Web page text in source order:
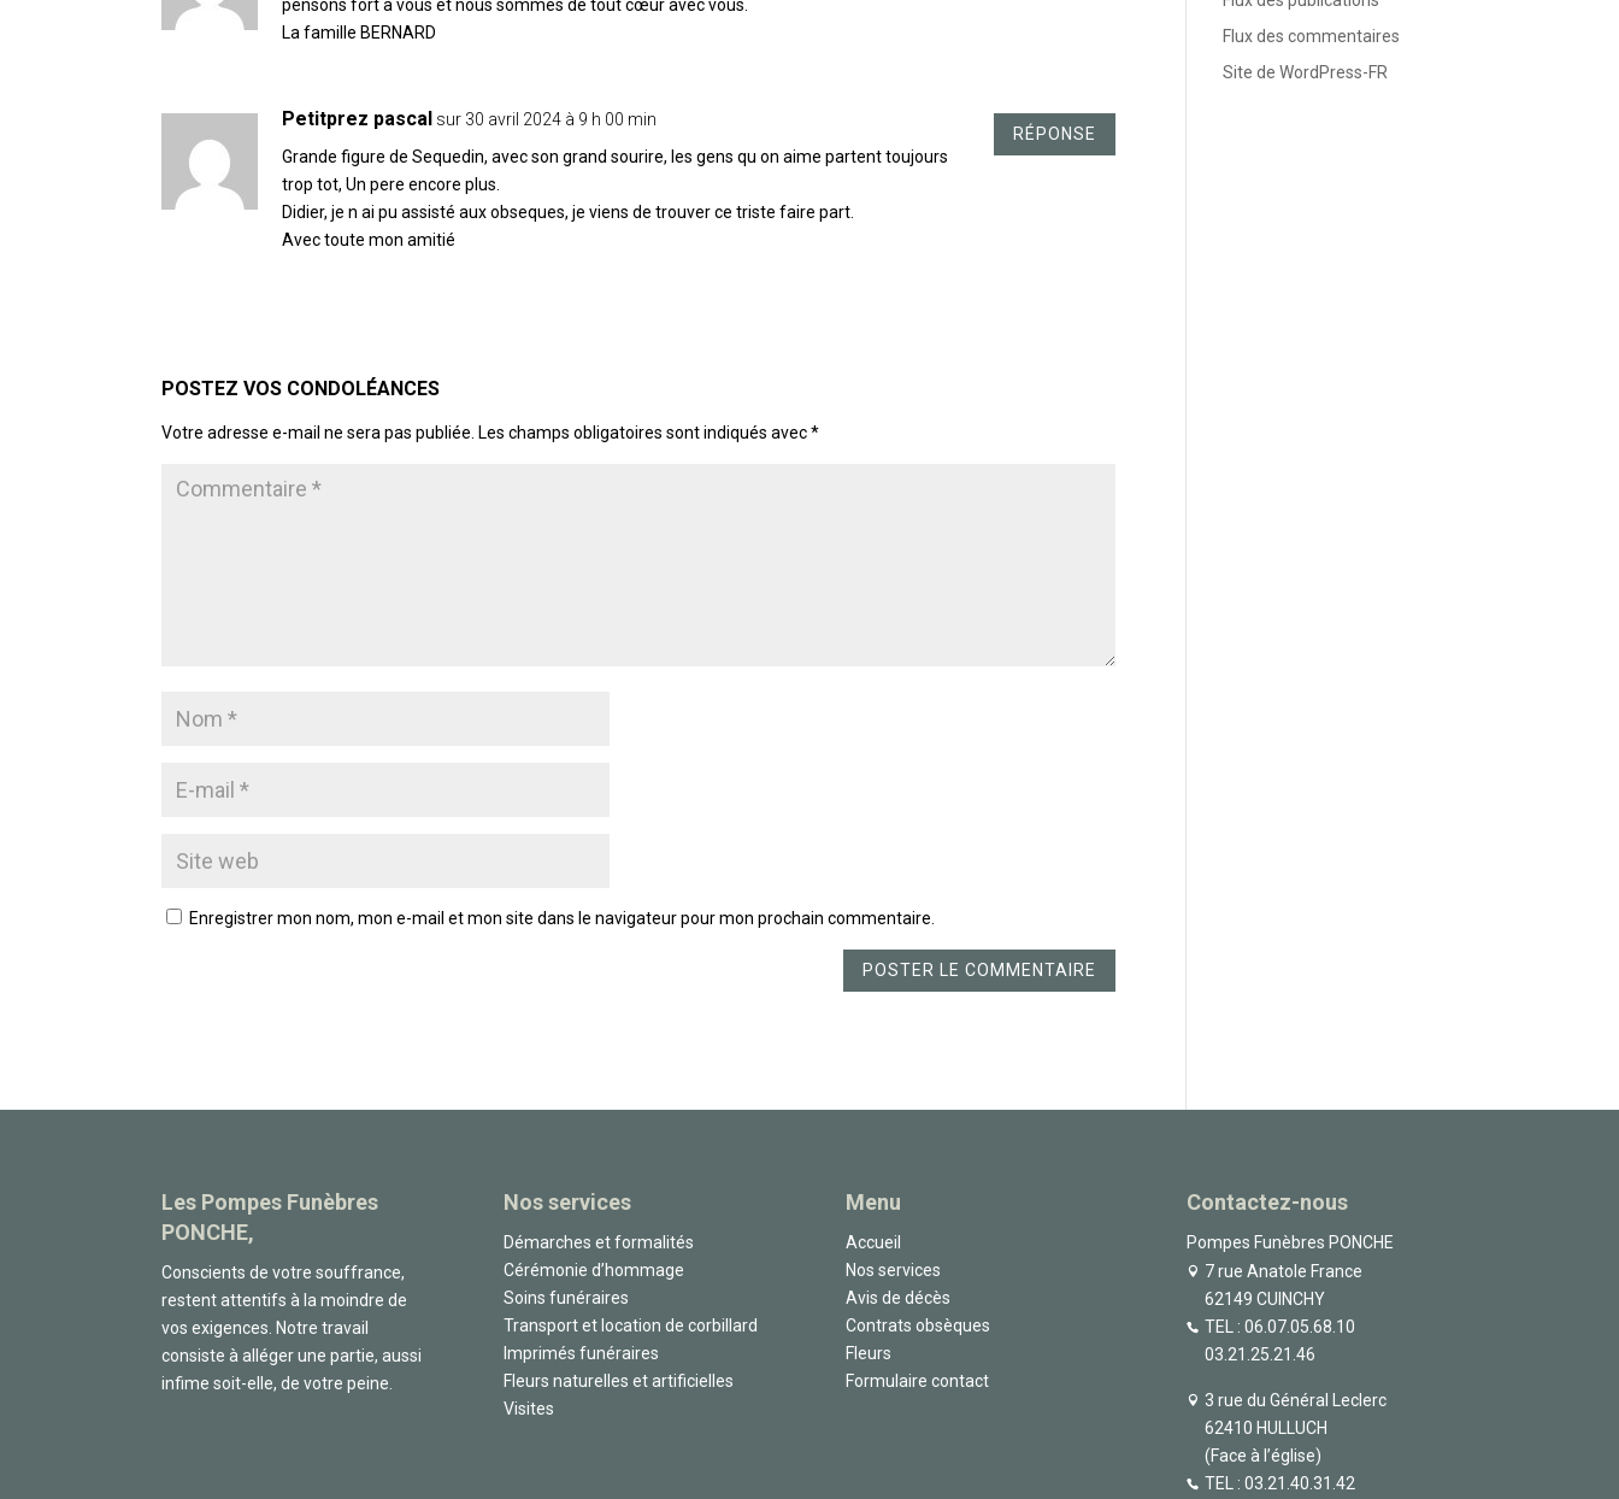
pensons fort à vous et nous sommes de tout cœur avec vous.
La famille BERNARD
Petitprez pascal sur 30 avril 2024 à 9 h 00 min
Grande figure de Sequedin, avec son grand sourire, les gens qu on aime partent toujours
trop tot, Un pere encore plus.
Didier, je n ai pu assisté aux obseques, je viens de trouver ce triste faire part.
Avec toute mon amitié
RÉPONSE
Votre adresse e-mail ne sera pas publiée. Les champs obligatoires sont indiqués avec*
Enregistrer mon nom, mon e-mail et mon site dans le navigateur pour mon prochain commentaire.
Flux des commentaires
Site de WordPress-FR
Les Pompes Funèbres
PONCHE,
Conscients de votre souffrance,
restent attentifs à la moindre de
vos exigences. Notre travail
consiste à alléger une partie, aussi
infime soit-elle, de votre peine.
Nos services
Démarches et formalités
Cérémonie d’hommage
Soins funéraires
Transport et location de corbillard
Imprimés funéraires
Fleurs naturelles et artificielles
Visites
Menu
Accueil
Nos services
Avis de décès
Contrats obsèques
Fleurs
Formulaire contact
Contactez-nous
Pompes Funèbres PONCHE
7 rue Anatole France
62149 CUINCHY
TEL :06.07.05.68.10
03.21.25.21.46
3 rue du Général Leclerc
62410 HULLUCH
(Face à l’église)
TEL :03.21.40.31.42